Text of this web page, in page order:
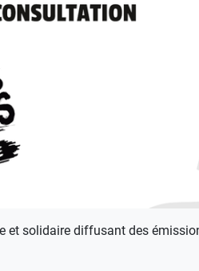
et solidaire diffusant des